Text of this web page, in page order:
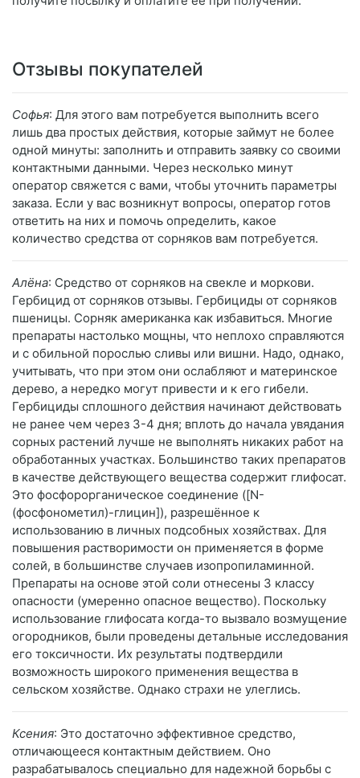
Отзывы покупателей
Софья: Для этого вам потребуется выполнить всего
лишь два простых действия, которые займут не более
одной минуты: заполнить и отправить заявку со своими
контактными данными. Через несколько минут
оператор свяжется с вами, чтобы уточнить параметры
заказа. Если у вас возникнут вопросы, оператор готов
ответить на них и помочь определить, какое
количество средства от сорняков вам потребуется.
Алёна: Средство от сорняков на свекле и моркови.
Гербицид от сорняков отзывы. Гербициды от сорняков
пшеницы. Сорняк американка как избавиться. Многие
препараты настолько мощны, что неплохо справляются
и с обильной порослью сливы или вишни. Надо, однако,
учитывать, что при этом они ослабляют и материнское
дерево, а нередко могут привести и к его гибели.
Гербициды сплошного действия начинают действовать
не ранее чем через 3-4 дня; вплоть до начала увядания
сорных растений лучше не выполнять никаких работ на
обработанных участках. Большинство таких препаратов
в качестве действующего вещества содержит глифосат.
Это фосфорорганическое соединение ([N-
(фосфонометил)-глицин]), разрешённое к
использованию в личных подсобных хозяйствах. Для
повышения растворимости он применяется в форме
солей, в большинстве случаев изопропиламинной.
Препараты на основе этой соли отнесены 3 классу
опасности (умеренно опасное вещество). Поскольку
использование глифосата когда-то вызвало возмущение
огородников, были проведены детальные исследования
его токсичности. Их результаты подтвердили
возможность широкого применения вещества в
сельском хозяйстве. Однако страхи не улеглись.
Ксения: Это достаточно эффективное средство,
отличающееся контактным действием. Оно
разрабатывалось специально для надежной борьбы с